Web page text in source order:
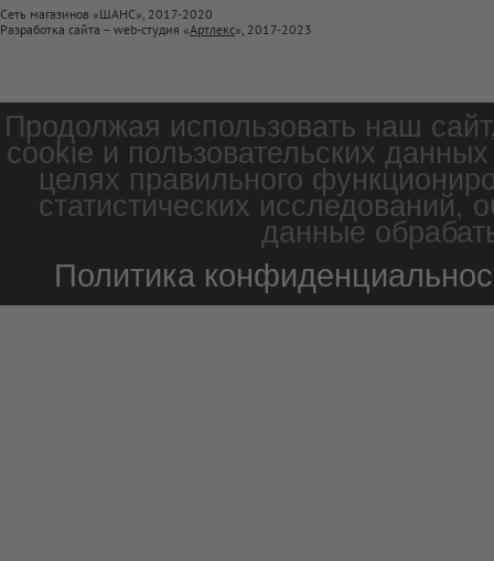
Сеть магазинов «ШАНС», 2017-2020
Разработка сайта – web-студия «Артлекс», 2017-2023
Продолжая использовать наш
cookie и пользовательских
целях правильного
статистических
данные
Политика